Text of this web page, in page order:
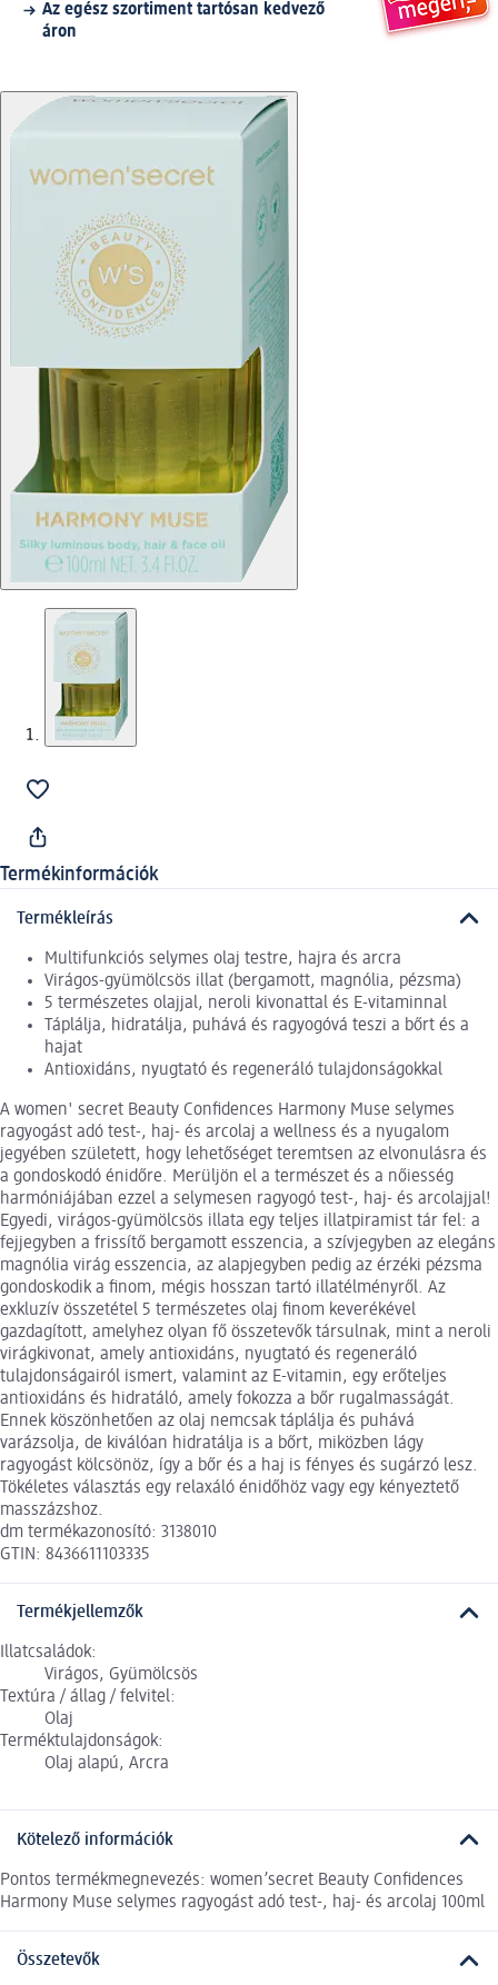
Az egész szortiment tartósan kedvező
áron
Termékinformációk
Termékleírás
Multifunkciós selymes olaj testre, hajra és arcra
Virágos-gyümölcsös illat (bergamott, magnólia, pézsma)
5 természetes olajjal, neroli kivonattal és E-vitaminnal
Táplálja, hidratálja, puhává és ragyogóvá teszi a bőrt és a
hajat
Antioxidáns, nyugtató és regeneráló tulajdonságokkal
A women' secret Beauty Confidences Harmony Muse selymes
ragyogást adó test-, haj- és arcolaj a wellness és a nyugalom
jegyében született, hogy lehetőséget teremtsen az elvonulásra és
a gondoskodó énidőre. Merüljön el a természet és a nőiesség
harmóniájában ezzel a selymesen ragyogó test-, haj- és arcolajjal!
Egyedi, virágos-gyümölcsös illata egy teljes illatpiramist tár fel: a
fejjegyben a frissítő bergamott esszencia, a szívjegyben az elegáns
magnólia virág esszencia, az alapjegyben pedig az érzéki pézsma
gondoskodik a finom, mégis hosszan tartó illatélményről. Az
exkluzív összetétel 5 természetes olaj finom keverékével
gazdagított, amelyhez olyan fő összetevők társulnak, mint a neroli
virágkivonat, amely antioxidáns, nyugtató és regeneráló
tulajdonságairól ismert, valamint az E-vitamin, egy erőteljes
antioxidáns és hidratáló, amely fokozza a bőr rugalmasságát.
Ennek köszönhetően az olaj nemcsak táplálja és puhává
varázsolja, de kiválóan hidratálja is a bőrt, miközben lágy
ragyogást kölcsönöz, így a bőr és a haj is fényes és sugárzó lesz.
Tökéletes választás egy relaxáló énidőhöz vagy egy kényeztető
masszázshoz.
dm termékazonosító: 3138010
GTIN: 8436611103335
Termékjellemzők
Illatcsaládok:
Virágos, Gyümölcsös
Textúra / állag / felvitel:
Olaj
Terméktulajdonságok:
Olaj alapú, Arcra
Kötelező információk
Pontos termékmegnevezés: women’secret Beauty Confidences
Harmony Muse selymes ragyogást adó test-, haj- és arcolaj 100ml
Összetevők